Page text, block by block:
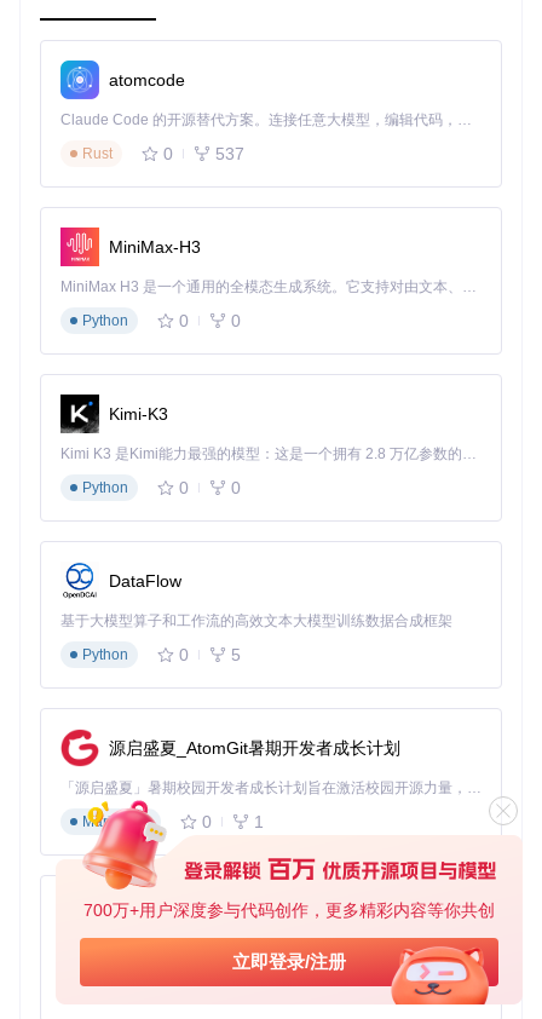
700万+用户深度参与代码创作，更多精彩内容等你共创
立即登录/注册
atomcode
Claude Code 的开源替代方案。连接任意大模型，编辑代码，运行命令，自动验证 — 全自动执行。用 Rust 构建，极致性能。 ｜ An open-source alternative to Claude Code. Connect any LLM, edit code, run commands, and verify changes — autonomously. Built in Rust for speed. Get Started
Rust
0 537
MiniMax-H3
MiniMax H3 是一个通用的全模态生成系统。它支持对由文本、图像、视频和音频组成的多模态上下文进行统一理解，并能生成分辨率高达 2K、时长可达 15 秒的带原生立体声音频的视频。得益于面向任务泛化的系统设计，H3 在预训练阶段就已具备广泛的多模态上下文理解与生成能力，能够出色地执行复杂的多模态指令。
Python
0 0
Kimi-K3
Kimi K3 是Kimi能力最强的模型：这是一个拥有 2.8 万亿参数的混合专家（MoE）模型，具备原生视觉理解能力，并支持 100 万 token 的上下文窗口。
Python
0 0
DataFlow
基于大模型算子和工作流的高效文本大模型训练数据合成框架
Python
0 5
源启盛夏_AtomGit暑期开发者成长计划
「源启盛夏」暑期校园开发者成长计划旨在激活校园开源力量，通过积分激励、认证扶持、资源倾斜等形式，引导高校组织和开发者完成「入驻 — 建项目 — 做贡献 — 获认证 — 得资源」的完整闭环。无论你是想带领社团入驻平台的组织者，还是希望用代码贡献证明自己的开发者，都能在这里找到属于你的成长路径。
Markdown
0 1
py-xiaozhi
基于Python的Xiaozhi AI，适用于想要完整Xiaozhi体验而无需拥有专用硬件的用户。
Python
0 1